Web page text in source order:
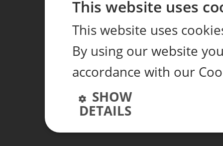
This website uses
This website uses
By using our website
accordance with our
SHOW
DETAILS